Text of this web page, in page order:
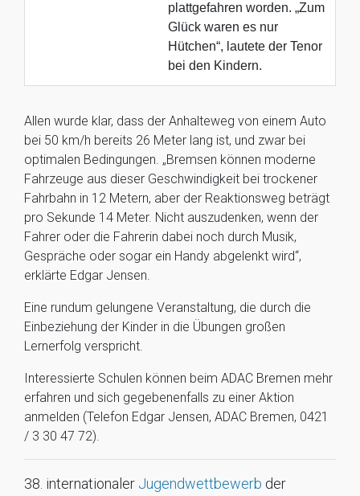
plattgefahren worden. „Zum
Glück waren es nur
Hütchen“, lautete der Tenor
bei den Kindern.
Allen wurde klar, dass der Anhalteweg von einem Auto
bei 50 km/h bereits 26 Meter lang ist, und zwar bei
optimalen Bedingungen. „Bremsen können moderne
Fahrzeuge aus dieser Geschwindigkeit bei trockener
Fahrbahn in 12 Metern, aber der Reaktionsweg beträgt
pro Sekunde 14 Meter. Nicht auszudenken, wenn der
Fahrer oder die Fahrerin dabei noch durch Musik,
Gespräche oder sogar ein Handy abgelenkt wird“,
erklärte Edgar Jensen.
Eine rundum gelungene Veranstaltung, die durch die
Einbeziehung der Kinder in die Übungen großen
Lernerfolg verspricht.
Interessierte Schulen können beim ADAC Bremen mehr
erfahren und sich gegebenenfalls zu einer Aktion
anmelden (Telefon Edgar Jensen, ADAC Bremen, 0421
/ 3 30 47 72).
38. internationaler Jugendwettbewerb der